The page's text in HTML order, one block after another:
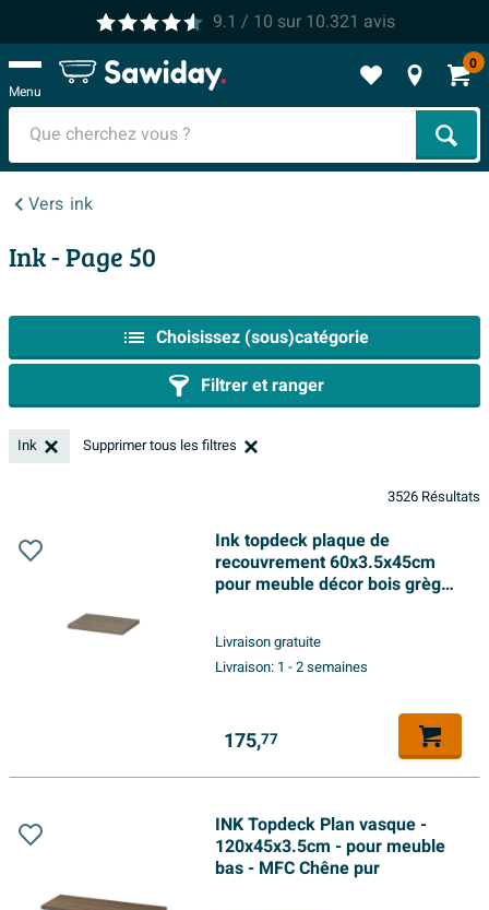
9.1 / 10 sur 10.321 avis
Menu
0
Vers ink
Ink- Page 50
Choisissez (sous)catégorie
Filtrer et ranger
Ink Supprimer tous les filtres
3526 Résultats
Ink topdeck plaque de
recouvrement 60x3.5x45cm
pour meuble décor bois grège
Livraison gratuite
Livraison: 1 - 2 semaines
175,77
INK Topdeck Plan vasque -
120x45x3.5cm - pour meuble
bas - MFC Chêne pur